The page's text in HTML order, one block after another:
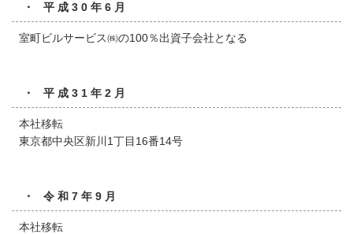
・ 平成30年6月
室町ビルサービス㈱の100％出資子会社となる
・ 平成31年2月
本社移転
東京都中央区新川1丁目16番14号
・ 令和7年9月
本社移転